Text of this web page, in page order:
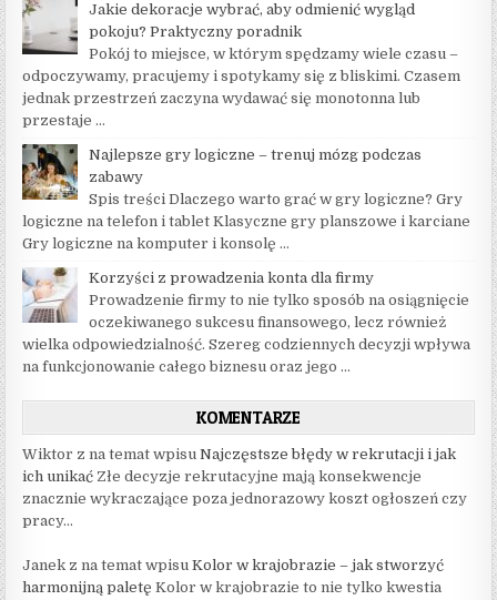
Jakie dekoracje wybrać, aby odmienić wygląd
pokoju? Praktyczny poradnik
Pokój to miejsce, w którym spędzamy wiele czasu –
odpoczywamy, pracujemy i spotykamy się z bliskimi. Czasem
jednak przestrzeń zaczyna wydawać się monotonna lub
przestaje …
Najlepsze gry logiczne – trenuj mózg podczas
zabawy
Spis treści Dlaczego warto grać w gry logiczne? Gry
logiczne na telefon i tablet Klasyczne gry planszowe i karciane
Gry logiczne na komputer i konsolę …
Korzyści z prowadzenia konta dla firmy
Prowadzenie firmy to nie tylko sposób na osiągnięcie
oczekiwanego sukcesu finansowego, lecz również
wielka odpowiedzialność. Szereg codziennych decyzji wpływa
na funkcjonowanie całego biznesu oraz jego …
KOMENTARZE
Wiktor z na temat wpisuNajczęstsze błędy w rekrutacji i jak
ich unikać Złe decyzje rekrutacyjne mają konsekwencje
znacznie wykraczające poza jednorazowy koszt ogłoszeń czy
pracy...
Janek z na temat wpisuKolor w krajobrazie – jak stworzyć
harmonijną paletę Kolor w krajobrazie to nie tylko kwestia